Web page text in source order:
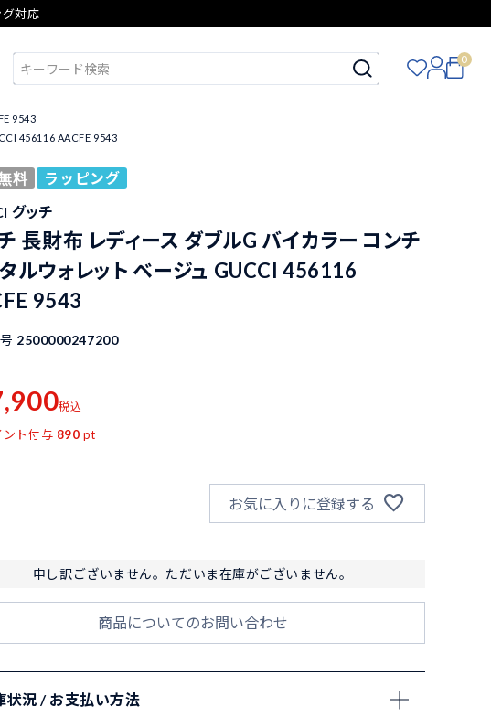
対応
0
9543
456116 AACFE 9543
料
ラッピング
グッチ
長財布 レディース ダブルG バイカラー コンチ
ルウォレット ベージュ GUCCI 456116
9543
2500000247200
税込
ント付与 890 pt
お気に入りに登録する
申し訳ございません。ただいま在庫がございません。
商品についてのお問い合わせ
状況 / お支払い方法